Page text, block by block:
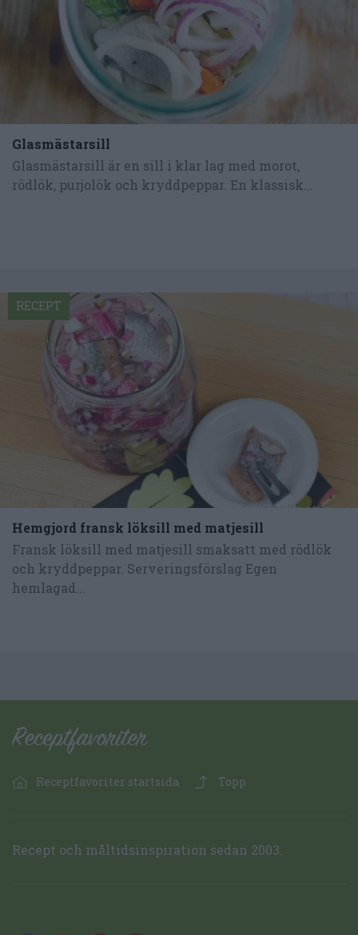
Glasmästarsill
Glasmästarsill är en sill i klar lag med morot,
rödlök, purjolök och kryddpeppar. En klassisk...
Hemgjord fransk löksill med matjesill
Fransk löksill med matjesill smaksatt med rödlök
och kryddpeppar. Serveringsförslag Egen
hemlagad...
RECEPT
Receptfavoriter startsida Topp
Recept och måltidsinspiration sedan 2003.